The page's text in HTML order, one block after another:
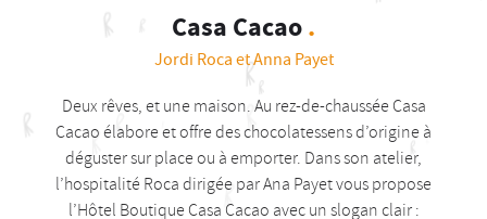
Casa Cacao.
Jordi Roca et Anna Payet
Deux rêves, et une maison. Au rez-de-chaussée Casa
Cacao élabore et offre des chocolatessens d’origine à
déguster sur place ou à emporter. Dans son atelier,
l’hospitalité Roca dirigée par Ana Payet vous propose
l’Hôtel Boutique Casa Cacao avec un slogan clair :